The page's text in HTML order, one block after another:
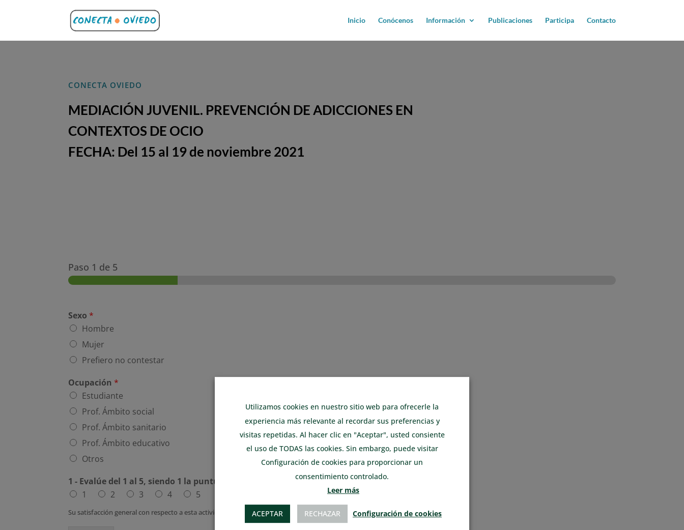
Inicio Conócenos Información Publicaciones Participa Contacto
CONECTA OVIEDO
MEDIACIÓN JUVENIL. PREVENCIÓN DE ADICCIONES EN
CONTEXTOS DE OCIO
FECHA: Del 15 al 19 de noviembre 2021
Paso 1 de 5
Sexo *
Hombre
Mujer
Prefiero no contestar
Ocupación *
Estudiante
Prof. Ámbito social
Prof. Ámbito sanitario
Prof. Ámbito educativo
Otros
1 - Evalúe del 1 al 5, siendo 1 la puntuación mínima y 5 la máxima:*
1
2 3 4 5
Su satisfacción general con respecto a esta actividad/formación diría que ha sido
Utilizamos cookies en nuestro sitio web para ofrecerle la
experiencia más relevante al recordar sus preferencias y
visitas repetidas. Al hacer clic en "Aceptar", usted consiente
el uso de TODAS las cookies. Sin embargo, puede visitar
Configuración de cookies para proporcionar un
consentimiento controlado.
Leer más
ACEPTAR RECHAZAR Configuración de cookies